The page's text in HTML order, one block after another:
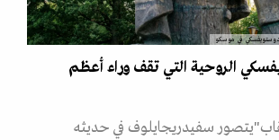
دوستويفسكي في موسكو
الروحية التي تقف وراء أعظم
سفيدريجايلوف في حديثه